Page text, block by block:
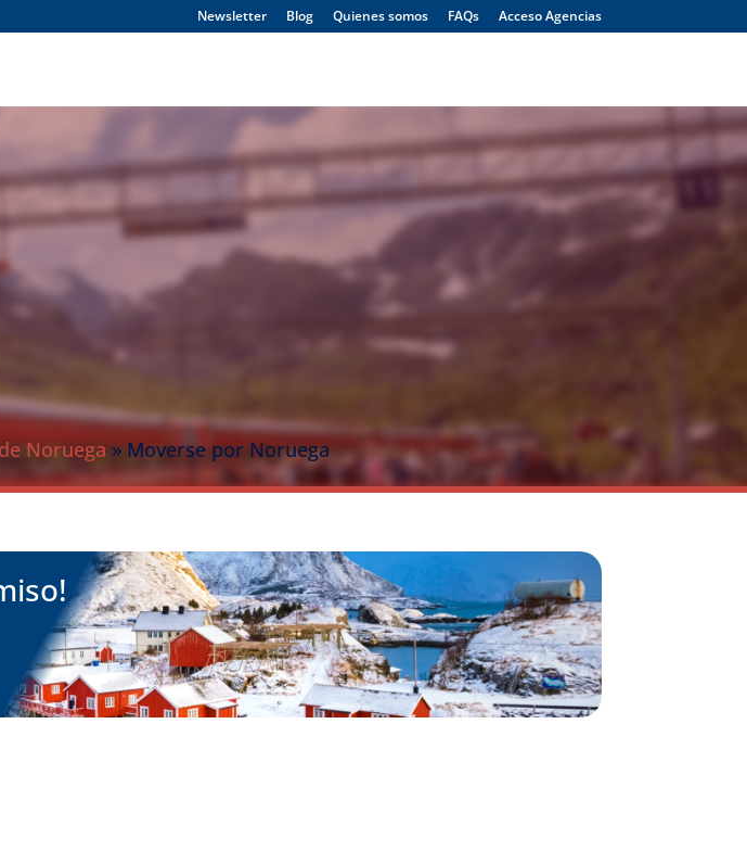
Newsletter Blog Quienes somos FAQs Acceso Agencias
Noruega»Moverse por Noruega